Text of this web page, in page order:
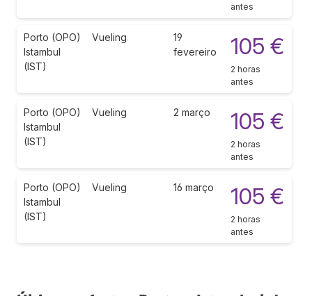
antes
Porto (OPO)
Istambul
(IST)
Vueling
19
fevereiro
105 €
2 horas
antes
Porto (OPO)
Istambul
(IST)
Vueling 2 março 105 €
2 horas
antes
Porto (OPO)
Istambul
(IST)
Vueling 16 março 105 €
2 horas
antes